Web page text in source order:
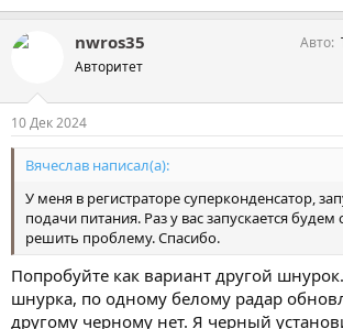
nwros35
Авторитет
Авто
10 Дек 2024
Вячеслав написал(а):
У меня в регистраторе суперконденсатор,
подачи питания. Раз у вас запускается будем
решить проблему. Спасибо.
Попробуйте как вариант другой
шнурка, по одному белому радар
другому черному нет. Я черный